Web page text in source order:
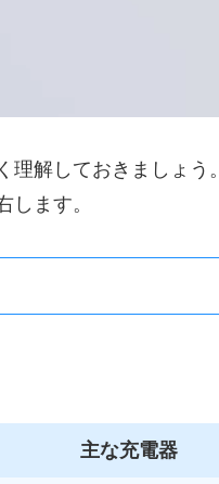
理解しておきましょう
ます。
主な充電器